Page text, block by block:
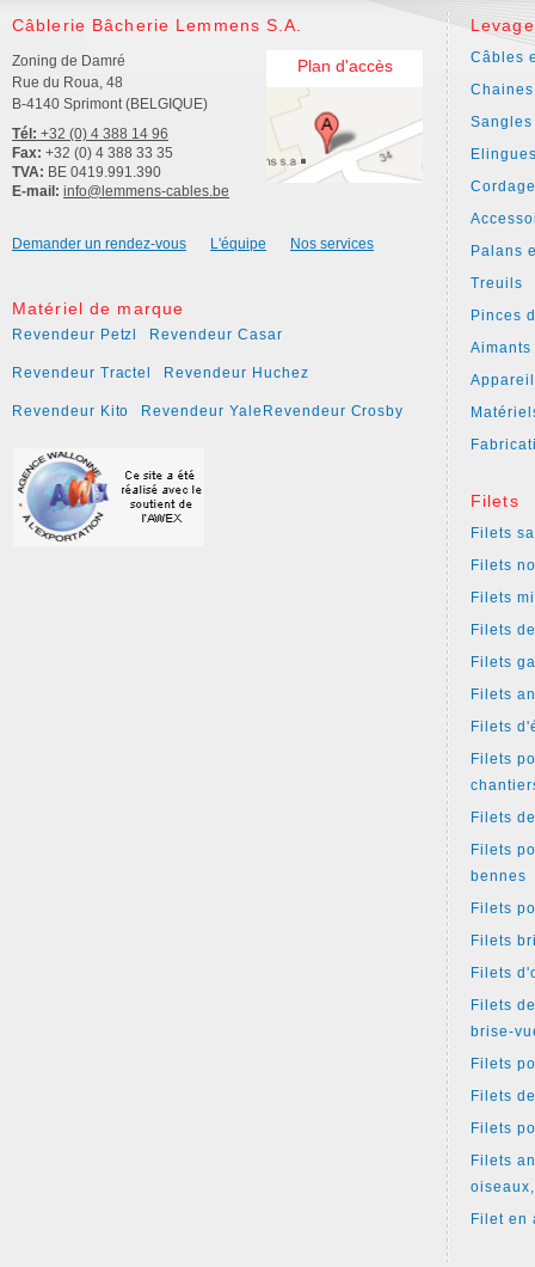
Câblerie Bâcherie Lemmens S.A.
Plan d'accès
Zoning de Damré
Rue du Roua, 48
B-4140 Sprimont (BELGIQUE)
Tél: +32 (0) 4 388 14 96
Fax: +32 (0) 4 388 33 35
TVA: BE 0419.991.390
E-mail: info@lemmens-cables.be
Demander un rendez-vous L'équipe Nos services
Matériel de marque
Revendeur Petzl Revendeur Casar
Revendeur Tractel Revendeur Huchez
Revendeur Kito Revendeur Yale Revendeur Crosby
Câbles
Palans
Treuils
Pinces
Filets
Filets
Filets
Filets
Filets
Filets
Filets
Filets
Filets
Filets
Filets
bennes
Filets
Filets
Filets
Filets
brise-
Filets
Filets
Filets
Filets
Filet en